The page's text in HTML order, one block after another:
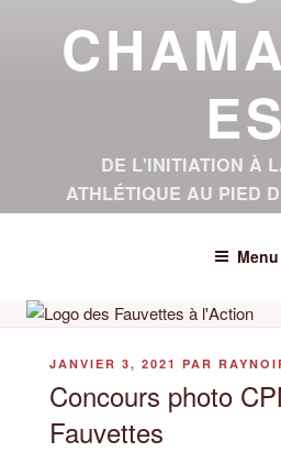
ES
DE L'INITIATION À
ATHLÉTIQUE AU PIED
Menu
PUBLIÉ
JANVIER 3, 2021 PAR
Concours photo
Fauvettes